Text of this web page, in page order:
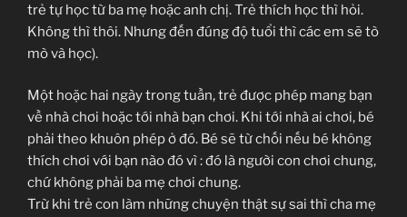
trẻ tự học từ ba mẹ hoặc anh chị. Trẻ thích học thì hỏi.
Không thì thôi. Nhưng đến đúng độ tuổi thì các em sẽ tò
mò và học).
Một hoặc hai ngày trong tuần, trẻ được phép mang bạn
về nhà chơi hoặc tới nhà bạn chơi. Khi tới nhà ai chơi, bé
phải theo khuôn phép ở đó. Bé sẽ từ chối nếu bé không
thích chơi với bạn nào đó vì : đó là người con chơi chung,
chứ không phải ba mẹ chơi chung.
Trừ khi trẻ con làm những chuyện thật sự sai thì cha mẹ